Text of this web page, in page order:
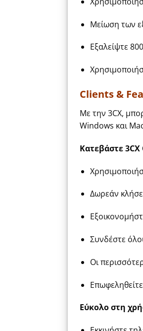
Μείωση των
Εξαλείψτε
Clients &
Με την 3CX,
Windows και
Κατεβάστε
Δωρεάν
Συνδέστε
Οι
Εύκολο στη